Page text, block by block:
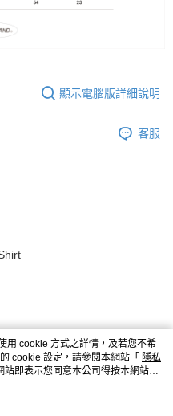
顯示電腦版詳細說明
客服
用 cookie 方式之詳情，及若您不希
cookie 設定，請參閱本網站「 隱私
站即表示您同意本公司得按本網站使